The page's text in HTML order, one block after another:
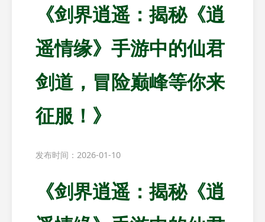
《剑界逍遥：揭秘《逍
遥情缘》手游中的仙君
剑道，冒险巅峰等你来
征服！》
发布时间：2026-01-10
《剑界逍遥：揭秘《逍